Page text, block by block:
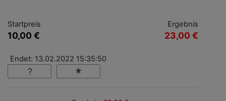
Startpreis
10,00 €
Ergebnis
23,00 €
Endet: 13.02.2022 15:35:50